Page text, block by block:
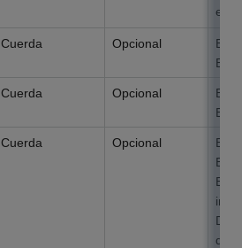
Cuerda Opcional
El
El
Cuerda Opcional
El
El
Cuerda Opcional
El
El